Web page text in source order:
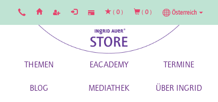
( 0 ) ( 0 ) Österreich
THEMEN EACADEMY TERMINE
BLOG MEDIATHEK ÜBER INGRID